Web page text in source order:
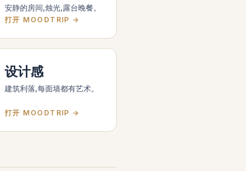
安静的房间,烛光,露台晚餐。
打开 MOODTRIP →
设计感
建筑利落,每面墙都有艺术。
打开 MOODTRIP →